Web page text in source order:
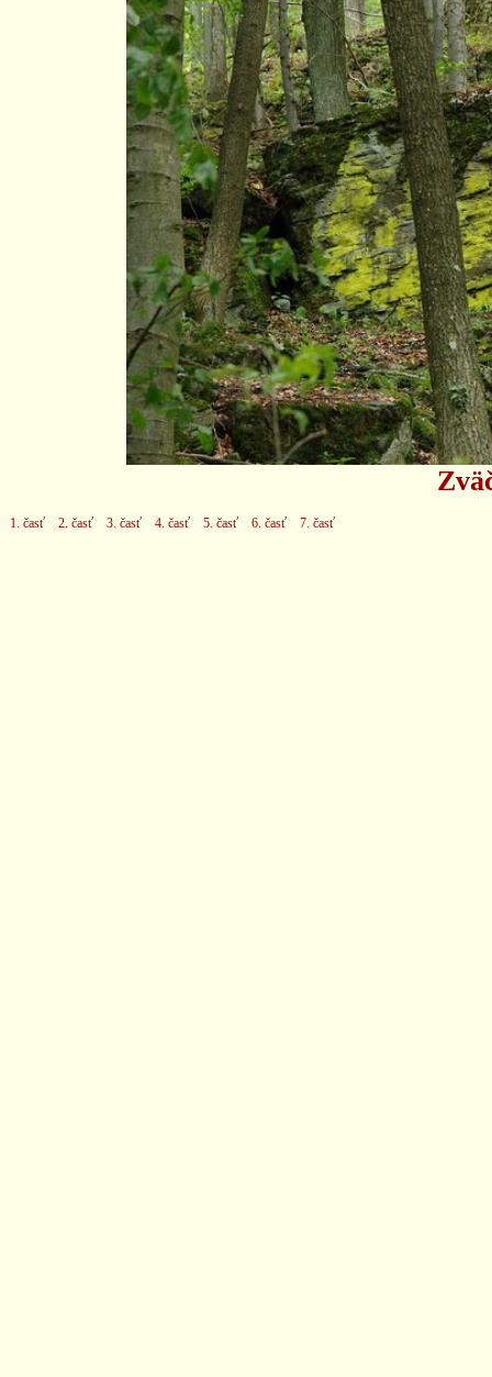
1. časť 2. časť 3. časť 4. časť 5. časť 6. časť 7. časť